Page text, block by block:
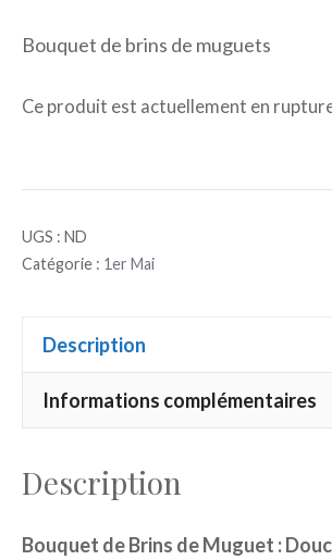
Bouquet de brins de muguets
Ce produit est actuellement en
UGS : ND
Catégorie : 1er Mai
Description
Informations complémentaires
Description
Bouquet de Brins de Muguet :